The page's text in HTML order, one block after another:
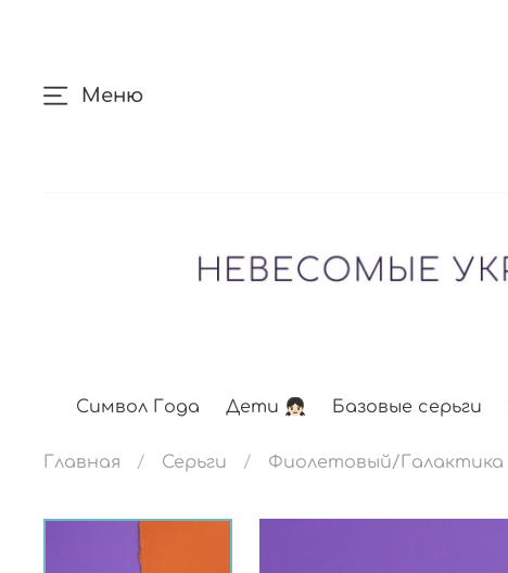
Меню
Символ Года Дети 👧🏻 Базовые серьги
Главная Серьги Фиолетовый/Галактика